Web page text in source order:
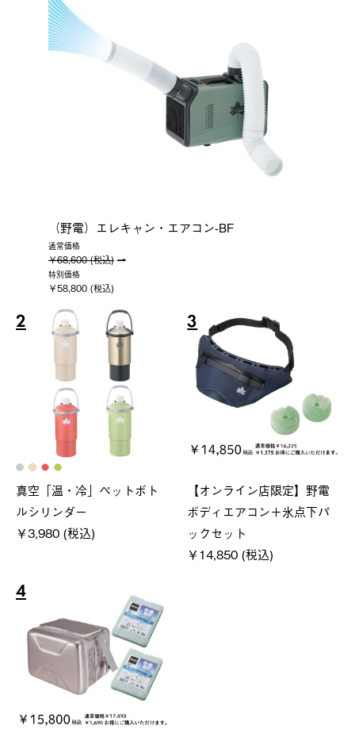
（野電）エレキャン・エアコン-BF
通常価格
￥68,600 (税込)
特別価格
￥58,800 (税込)
2
真空「温・冷」ペットボト
ルシリンダー
￥3,980 (税込)
3
【オンライン店限定】野電
ボディエアコン＋氷点下パ
ックセット
￥14,850 (税込)
4